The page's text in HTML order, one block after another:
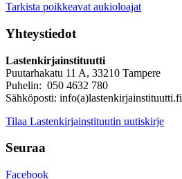
Tarkista poikkeavat aukioloajat
Yhteystiedot
Lastenkirjainstituutti
Puutarhakatu 11 A, 33210 Tampere
Puhelin: 050 4632 780
Sähköposti: info(a)lastenkirjainstituutti.fi
Tilaa Lastenkirjainstituutin uutiskirje
Seuraa
Facebook